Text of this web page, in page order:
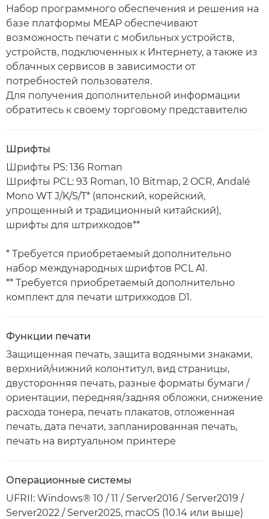
Набор программного обеспечения и решения на
базе платформы MEAP обеспечивают
возможность печати с мобильных устройств,
устройств, подключенных к Интернету, а также из
облачных сервисов в зависимости от
потребностей пользователя.
Для получения дополнительной информации
обратитесь к своему торговому представителю
Шрифты
Шрифты PS: 136 Roman
Шрифты PCL: 93 Roman, 10 Bitmap, 2 OCR, Andalé
Mono WT J/K/S/T* (японский, корейский,
упрощенный и традиционный китайский),
шрифты для штрихкодов**
* Требуется приобретаемый дополнительно
набор международных шрифтов PCL A1.
** Требуется приобретаемый дополнительно
комплект для печати штрихкодов D1.
Функции печати
Защищенная печать, защита водяными знаками,
верхний/нижний колонтитул, вид страницы,
двусторонняя печать, разные форматы бумаги /
ориентации, передняя/задняя обложки, снижение
расхода тонера, печать плакатов, отложенная
печать, дата печати, запланированная печать,
печать на виртуальном принтере
Операционные системы
UFRII: Windows® 10 / 11 / Server2016 / Server2019 /
Server2022 / Server2025, macOS (10.14 или выше)